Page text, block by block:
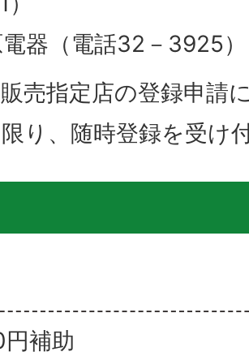
器（電話32－3925）
販売指定店の登録申請
り、随時登録を受け
補助